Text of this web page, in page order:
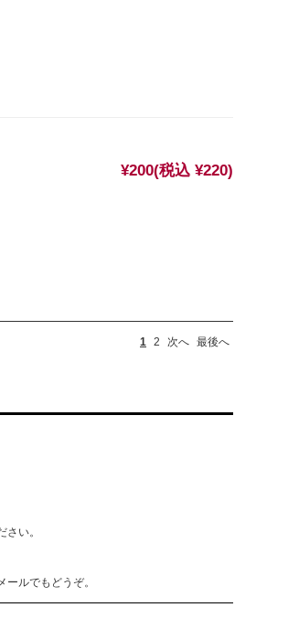
¥200(税込 ¥220)
1 2 次へ 最後へ
い。
ルでもどうぞ。